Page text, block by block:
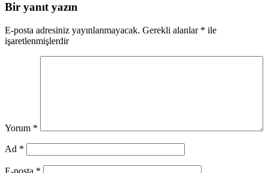
Bir yanıt yazın
E-posta adresiniz yayınlanmayacak. Gerekli alanlar * ile
işaretlenmişlerdir
Yorum *
Ad *
E-posta *